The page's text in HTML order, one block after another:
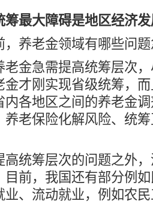
最大障碍是地区经济发
养老金领域有哪些问题
金急需提高统筹层次，
金才刚实现省级统筹，
内各地区之间的养老金
养老保险化解风险、统
统筹层次的问题之外，
目前，我国还有部分例
业、流动就业，例如农